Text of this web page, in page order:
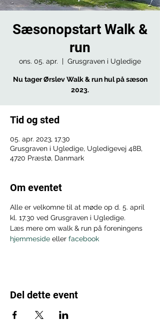
Sæsonopstart Walk &
run
ons. 05. apr.
  |
Grusgraven i Ugledige
Nu tager Ørslev Walk & run hul på sæson
2023.
Tid og sted
05. apr. 2023, 17.30
Grusgraven i Ugledige, Ugledigevej 48B,
4720 Præstø, Danmark
Om eventet
Alle er velkomne til at møde op d. 5. april
kl. 17.30 ved Grusgraven i Ugledige.
Læs mere om walk & run på foreningens
hjemmeside eller facebook
Del dette event